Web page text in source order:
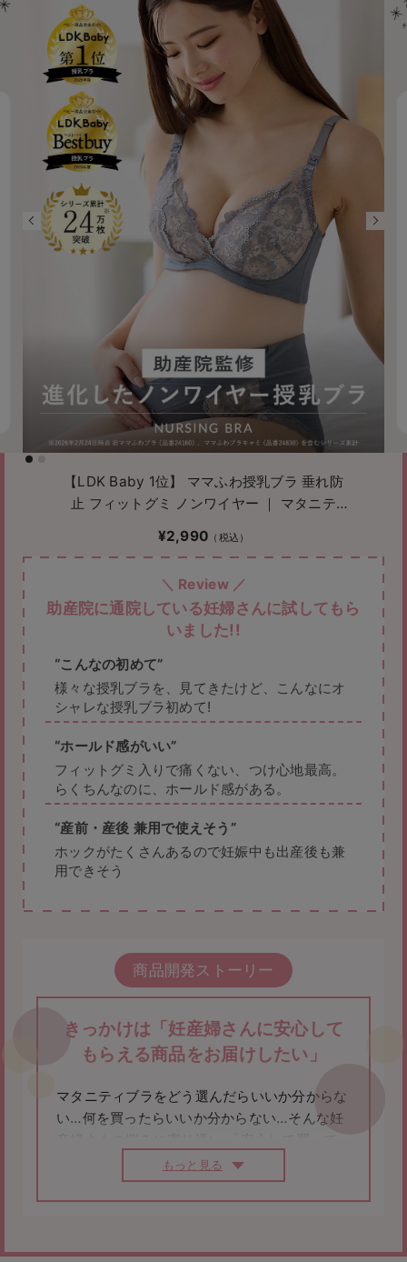
【LDK Baby 1位】 ママふわ授乳ブラ 垂れ防
止 フィットグミ ノンワイヤー ｜ マタニテ
¥2,990
助産院に通院している妊婦さんに試してもら
いました!!
こんなの初めて
様々な授乳ブラを、見てきたけど、こんなにオ
シャレな授乳ブラ初めて!
ホールド感がいい
フィットグミ入りで痛くない、つけ心地最高。
らくちんなのに、ホールド感がある。
産前・産後 兼用で使えそう
ホックがたくさんあるので妊娠中も出産後も兼
用できそう
商品開発ストーリー
きっかけは「妊産婦さんに安心して
もらえる商品をお届けしたい」
マタニティブラをどう選んだらいいか分からな
い…何を買ったらいいか分からない…そんな妊
ご提供したい」という思いで長
年妊産婦さんに携わっていて信頼の高い「みや
した助産院」にご相談をしました。
もっと見る